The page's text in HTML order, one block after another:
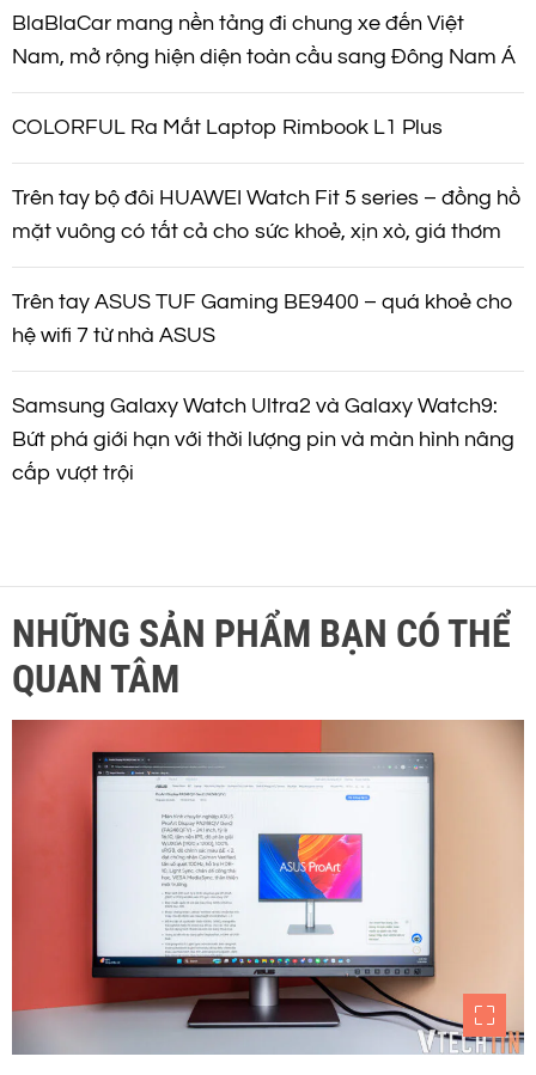
BlaBlaCar mang nền tảng đi chung xe đến Việt
Nam, mở rộng hiện diện toàn cầu sang Đông Nam Á
COLORFUL Ra Mắt Laptop Rimbook L1 Plus
Trên tay bộ đôi HUAWEI Watch Fit 5 series – đồng hồ
mặt vuông có tất cả cho sức khoẻ, xịn xò, giá thơm
Trên tay ASUS TUF Gaming BE9400 – quá khoẻ cho
hệ wifi 7 từ nhà ASUS
Samsung Galaxy Watch Ultra2 và Galaxy Watch9:
Bứt phá giới hạn với thời lượng pin và màn hình nâng
cấp vượt trội
NHỮNG SẢN PHẨM BẠN CÓ THỂ
QUAN TÂM